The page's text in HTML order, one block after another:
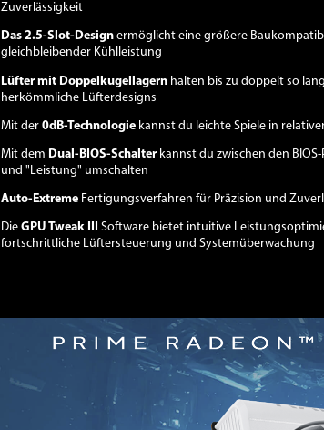
Zuverlässigkeit
Das 2.5-Slot-Design ermöglicht eine größere
gleichbleibender Kühlleistung
Lüfter mit Doppelkugellagern halten bis zu doppelt so
herkömmliche Lüfterdesigns
Mit der 0dB-Technologie kannst du leichte Spiele in
Mit dem Dual-BIOS-Schalter kannst du zwischen den
und "Leistung" umschalten
Auto-Extreme Fertigungsverfahren für Präzision und
Die GPU Tweak III Software bietet intuitive
fortschrittliche Lüftersteuerung und Systemüberwachung